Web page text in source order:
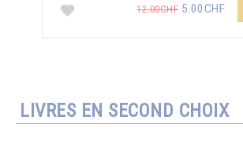
12.00CHF 5.00CHF
LIVRES EN SECOND CHOIX